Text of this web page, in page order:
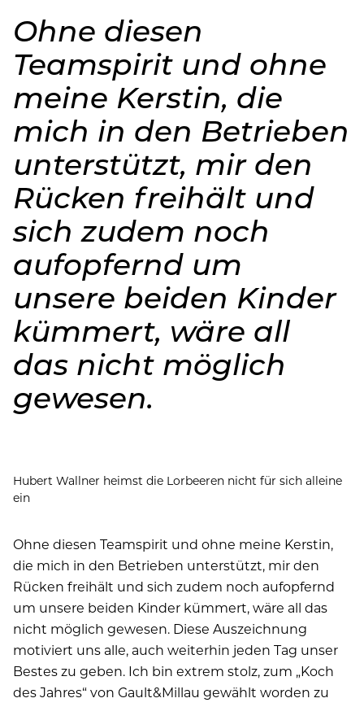
Ohne diesen
Teamspirit und ohne
meine Kerstin, die
mich in den Betrieben
unterstützt, mir den
Rücken freihält und
sich zudem noch
aufopfernd um
unsere beiden Kinder
kümmert, wäre all
das nicht möglich
gewesen.
Hubert Wallner heimst die Lorbeeren nicht für sich alleine
ein
Ohne diesen Teamspirit und ohne meine Kerstin,
die mich in den Betrieben unterstützt, mir den
Rücken freihält und sich zudem noch aufopfernd
um unsere beiden Kinder kümmert, wäre all das
nicht möglich gewesen. Diese Auszeichnung
motiviert uns alle, auch weiterhin jeden Tag unser
Bestes zu geben. Ich bin extrem stolz, zum „Koch
des Jahres“ von Gault&Millau gewählt worden zu